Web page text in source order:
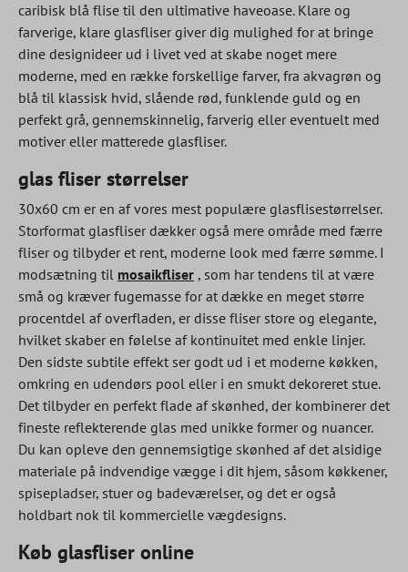
caribisk blå flise til den ultimative haveoase. Klare og
farverige, klare glasfliser giver dig mulighed for at bringe
dine designideer ud i livet ved at skabe noget mere
moderne, med en række forskellige farver, fra akvagrøn og
blå til klassisk hvid, slående rød, funklende guld og en
perfekt grå, gennemskinnelig, farverig eller eventuelt med
motiver eller matterede glasfliser.
glas fliser størrelser
30x60 cm er en af vores mest populære glasflisestørrelser.
Storformat glasfliser dækker også mere område med færre
fliser og tilbyder et rent, moderne look med færre sømme. I
modsætning til mosaikfliser , som har tendens til at være
små og kræver fugemasse for at dække en meget større
procentdel af overfladen, er disse fliser store og elegante,
hvilket skaber en følelse af kontinuitet med enkle linjer.
Den sidste subtile effekt ser godt ud i et moderne køkken,
omkring en udendørs pool eller i en smukt dekoreret stue.
Det tilbyder en perfekt flade af skønhed, der kombinerer det
fineste reflekterende glas med unikke former og nuancer.
Du kan opleve den gennemsigtige skønhed af det alsidige
materiale på indvendige vægge i dit hjem, såsom køkkener,
spisepladser, stuer og badeværelser, og det er også
holdbart nok til kommercielle vægdesigns.
Køb glasfliser online